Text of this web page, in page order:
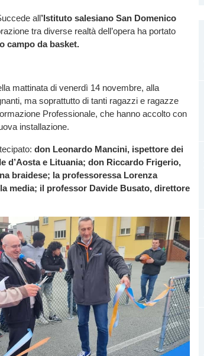
all’Istituto salesiano San Domenico
tra diverse realtà dell’opera ha portato
campo da basket.
mattinata di venerdì 14 novembre, alla
ma soprattutto di tanti ragazzi e ragazze
Professionale, che hanno accolto con
installazione.
don Leonardo Mancini, ispettore dei
d’Aosta e Lituania; don Riccardo Frigerio,
braidese; la professoressa Lorenza
media; il professor Davide Busato, direttore